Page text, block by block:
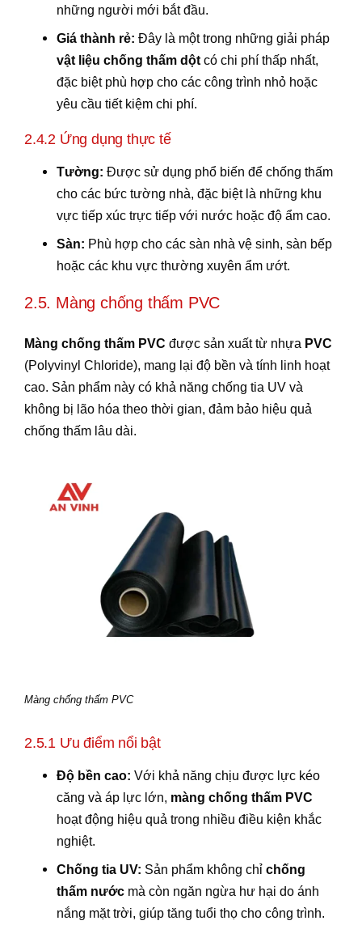
những người mới bắt đầu.
Giá thành rẻ: Đây là một trong những giải pháp
vật liệu chống thấm dột có chi phí thấp nhất,
đặc biệt phù hợp cho các công trình nhỏ hoặc
yêu cầu tiết kiệm chi phí.
2.4.2 Ứng dụng thực tế
Tường: Được sử dụng phổ biến để chống thấm
cho các bức tường nhà, đặc biệt là những khu
vực tiếp xúc trực tiếp với nước hoặc độ ẩm cao.
Sàn: Phù hợp cho các sàn nhà vệ sinh, sàn bếp
hoặc các khu vực thường xuyên ẩm ướt.
2.5. Màng chống thấm PVC
Màng chống thấm PVC được sản xuất từ nhựa PVC
(Polyvinyl Chloride), mang lại độ bền và tính linh hoạt
cao. Sản phẩm này có khả năng chống tia UV và
không bị lão hóa theo thời gian, đảm bảo hiệu quả
chống thấm lâu dài.
Màng chống thấm PVC
2.5.1 Ưu điểm nổi bật
Độ bền cao: Với khả năng chịu được lực kéo
căng và áp lực lớn, màng chống thấm PVC
hoạt động hiệu quả trong nhiều điều kiện khắc
nghiệt.
Chống tia UV: Sản phẩm không chỉ chống
thấm nước mà còn ngăn ngừa hư hại do ánh
nắng mặt trời, giúp tăng tuổi thọ cho công trình.